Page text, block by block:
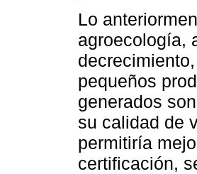
Lo
agroecología,
pequeños
generados
su calidad de
permitiría
certificación,